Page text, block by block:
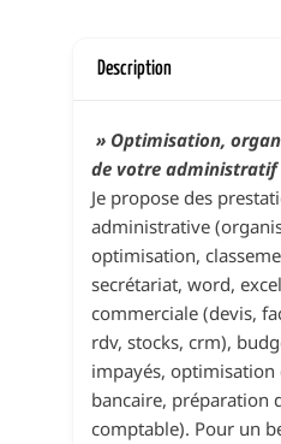
Description
» Optimisation,
de votre administratif
Je propose des
administrative
optimisation,
secrétariat, word,
commerciale (devis,
rdv, stocks, crm),
impayés, optimisation
bancaire, préparation
comptable). Pour un